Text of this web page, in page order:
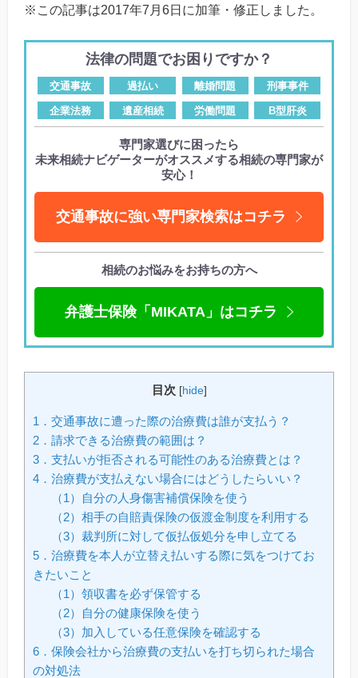
※ この記事は2017年7 月 6日に加筆・修正しました。
法律の問題でお困りですか？
交通事故 過払い 離婚問題 刑事事件
企業法務 遺産相続 労働問題 B型肝炎
専門家選びに困ったら
未来相続ナビゲーターがオススメする相続の専門家が
安心！
交通事故に強い専門家検索はコチラ
相続のお悩みをお持ちの方へ
弁護士保険「MIKATA」はコチラ
目次 [hide]
1．交通事故に遭った際の治療費は誰が支払う？
2．請求できる治療費の範囲は？
3．支払いが拒否される可能性のある治療費とは？
4．治療費が支払えない場合にはどうしたらいい？
（1）自分の人身傷害補償保険を使う
（2）相手の自賠責保険の仮渡金制度を利用する
（3）裁判所に対して仮払仮処分を申し立てる
5．治療費を本人が立替え払いする際に気をつけてお
きたいこと
（1）領収書を必ず保管する
（2）自分の健康保険を使う
（3）加入している任意保険を確認する
6．保険会社から治療費の支払いを打ち切られた場合
の対処法